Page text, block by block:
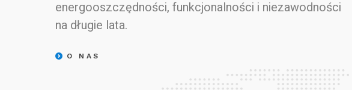
energooszczędności, funkcjonalności i niezawodności
na długie lata.
O NAS